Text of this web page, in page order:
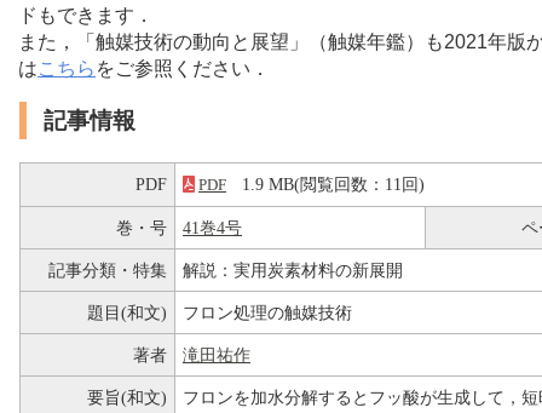
ドもできます．
また，「触媒技術の動向と展望」（触媒年鑑）も2021年
はこちら をご参照ください．
記事情報
PDF PDF 1.9 MB(閲覧回数：11回)
巻・号 41巻4号 ペ
記事分類・特集 解説：実用炭素材料の新展開
題目(和文) フロン処理の触媒技術
著者 滝田祐作
要旨(和文)
フロンを加水分解するとフッ酸が生成して，